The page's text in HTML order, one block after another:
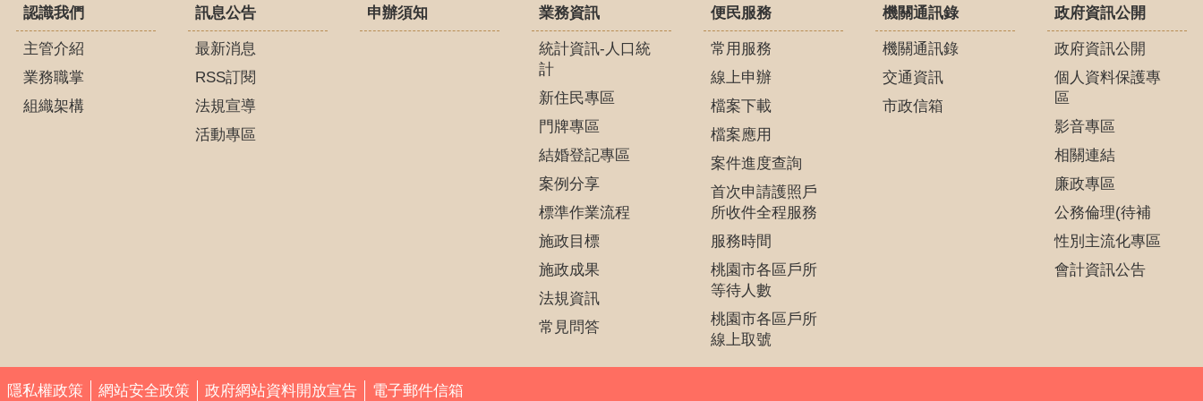
認識我們
主管介紹
業務職掌
組織架構
訊息公告
最新消息
RSS訂閱
法規宣導
活動專區
申辦須知 業務資訊
統計資訊-人口統
計
新住民專區
門牌專區
結婚登記專區
案例分享
標準作業流程
施政目標
施政成果
法規資訊
常見問答
便民服務
常用服務
線上申辦
檔案下載
檔案應用
案件進度查詢
首次申請護照戶
所收件全程服務
服務時間
桃園市各區戶所
等待人數
桃園市各區戶所
線上取號
機關通訊錄
機關通訊錄
交通資訊
市政信箱
政府資訊公開
政府資訊公開
個人資料保護專
區
影音專區
相關連結
廉政專區
公務倫理(待補
性別主流化專區
會計資訊公告
隱私權政策 網站安全政策 政府網站資料開放宣告 電子郵件信箱